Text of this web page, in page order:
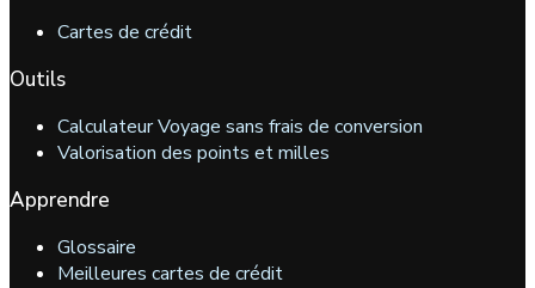
Cartes de crédit
Outils
Calculateur Voyage sans frais de conversion
Valorisation des points et milles
Apprendre
Glossaire
Meilleures cartes de crédit